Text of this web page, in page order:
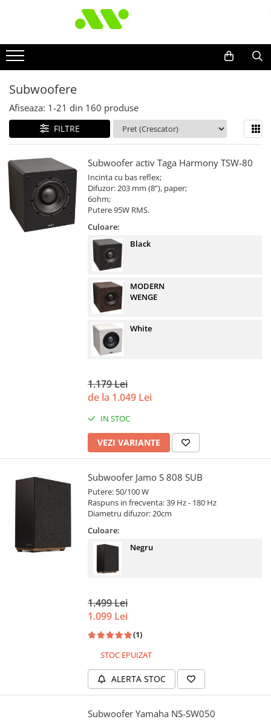
Subwoofere
Afiseaza: 1-21 din 160 produse
FILTRE
Subwoofer activ Taga Harmony TSW-80
Incinta cu bas reflex;
Difuzor: 203 mm (8”), paper;
6ohm;
Putere 95W RMS.
Culoare:
Black
MODERN
WENGE
White
1.179 Lei
de la 1.049 Lei
IN STOC
VEZI VARIANTE
Subwoofer Jamo S 808 SUB
Putere: 50/100 W
Raspuns in frecventa: 39 Hz - 180 Hz
Diametru difuzor: 20cm
Culoare:
Negru
1.499 Lei
1.099 Lei
(1)
STOC EPUIZAT
ALERTA STOC
Subwoofer Yamaha NS-SW050